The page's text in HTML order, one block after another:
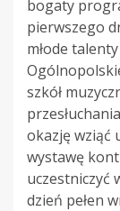
bogaty
pierwszego
młode
szkół
okazję wziąć
wystawę
uczestniczyć
dzień pełen